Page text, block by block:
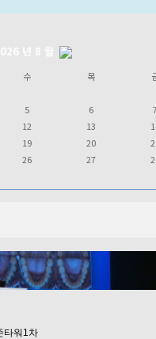
년 8 월
수 목
5 6
12 13
19 20
26 27
타워1차